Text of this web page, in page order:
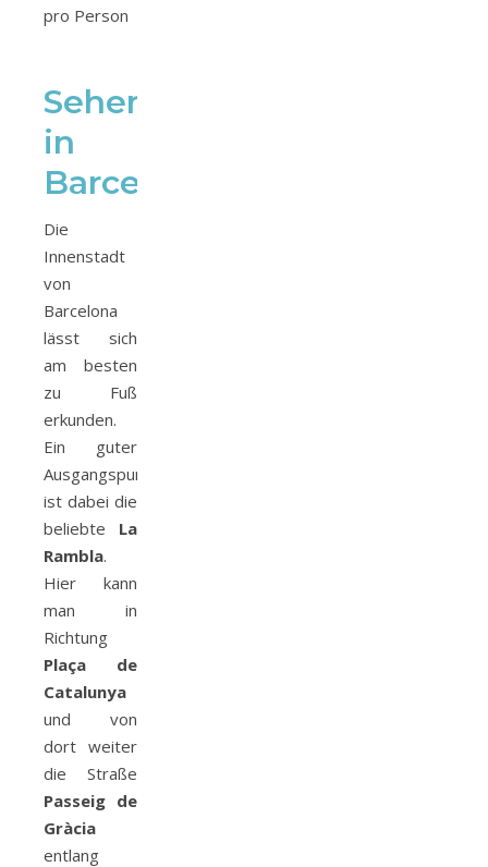
pro Person
Sehenswürdigkeiten
in
Barcelona
Die
Innenstadt
von
Barcelona
lässt sich
am besten
zu Fuß
erkunden.
Ein guter
Ausgangspunkt
ist dabei die
beliebte La
Rambla.
Hier kann
man in
Richtung
Plaça de
Catalunya
und von
dort weiter
die Straße
Passeig de
Gràcia
entlang